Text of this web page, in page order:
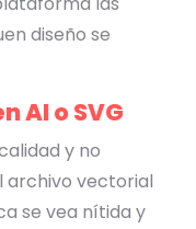
diseño se
AI o SVG
y no
archivo vectorial
se vea nítida y